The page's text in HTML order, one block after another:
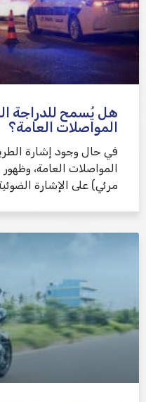
هل يُسمح للدراجة
المواصلات العامة؟
المواصلات العامة، وظهور
مرئي) على الإشارة